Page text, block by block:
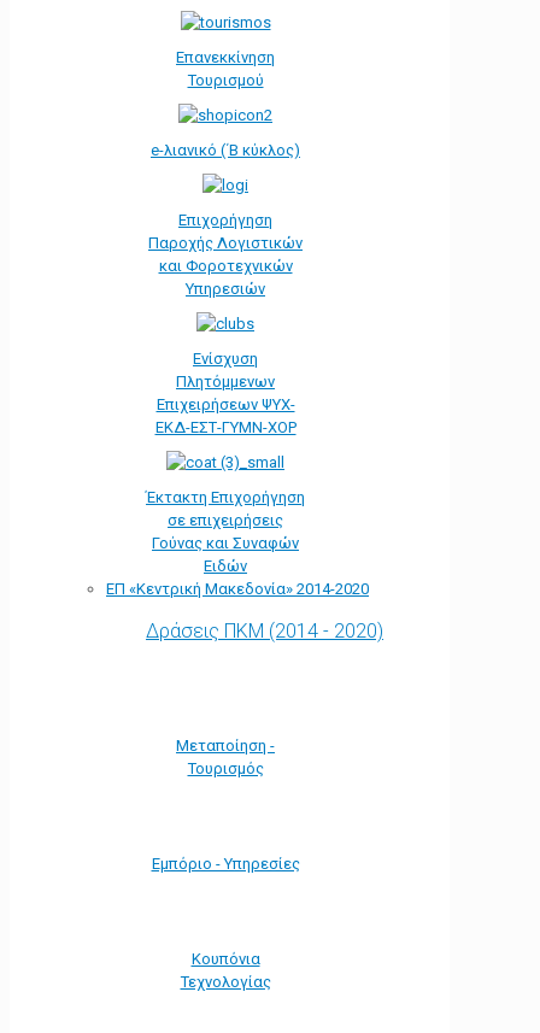
Επανεκκίνηση
Τουρισμού
e-λιανικό (΄Β κύκλος)
Επιχορήγηση
Παροχής Λογιστικών
και Φοροτεχνικών
Υπηρεσιών
Ενίσχυση
Πλητόμμενων
Επιχειρήσεων ΨΥΧ-
ΕΚΔ-ΕΣΤ-ΓΥΜΝ-ΧΟΡ
Έκτακτη Επιχορήγηση
σε επιχειρήσεις
Γούνας και Συναφών
Ειδών
ΕΠ «Kεντρική Μακεδονία» 2014-2020
Δράσεις ΠΚΜ (2014 - 2020)
Μεταποίηση -
Τουρισμός
Εμπόριο - Υπηρεσίες
Κουπόνια
Τεχνολογίας